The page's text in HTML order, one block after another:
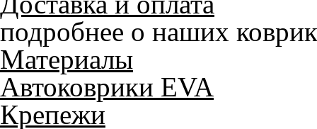
подробнее о наших
Материалы
Автоковрики EVA
Крепежи